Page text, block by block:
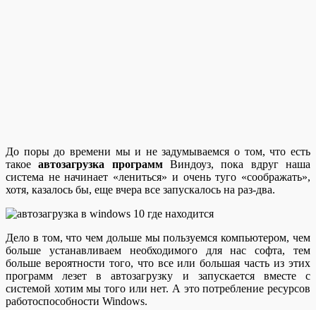
До поры до времени мы и не задумываемся о том, что есть
такоеавтозагрузка программВиндоуз, пока вдруг наша
система не начинает «лениться» и очень туго «соображать»,
хотя, казалось бы, еще вчера все запускалось на раз-два.
Дело в том, что чем дольше мы пользуемся компьютером, чем
больше устанавливаем необходимого для нас софта, тем
больше вероятности того, что все или большая часть из этих
программ лезет в автозагрузку и запускается вместе с
системой хотим мы того или нет. А это потребление ресурсов
работоспособности Windows.